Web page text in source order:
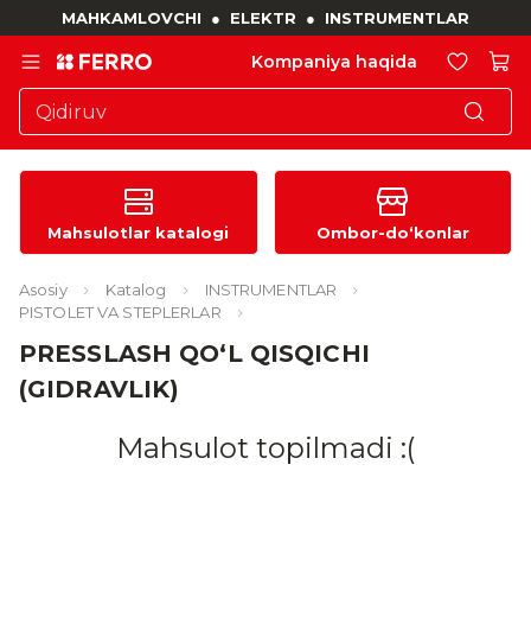
MAHKAMLOVCHI ● ELEKTR ● INSTRUMENTLAR
Kompaniya haqida
Mahsulotlar katalogi Ombor-do‘konlar
Asosiy Katalog
INSTRUMENTLAR
PISTOLET VA STEPLERLAR
PRESSLASH QO‘L QISQICHI
(GIDRAVLIK)
Mahsulot topilmadi :(